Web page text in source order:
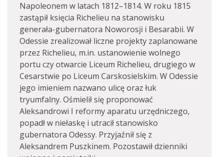
Napoleonem w latach 1812–1814. W roku 1815
zastąpił księcia Richelieu na stanowisku
generała-gubernatora Noworosji i Besarabii. W
Odessie zrealizował liczne projekty zaplanowane
przez Richelieu, m.in. ustanowienie wolnego
portu czy otwarcie Liceum Richelieu, drugiego w
Cesarstwie po Liceum Carskosielskim. W Odessie
jego imieniem nazwano ulicę oraz łuk
tryumfalny. Ośmielił się proponować
Aleksandrowi I reformy aparatu urzędniczego,
popadł w niełaskę i utracił stanowisko
gubernatora Odessy. Przyjaźnił się z
Aleksandrem Puszkinem. Pozostawił dzienniki